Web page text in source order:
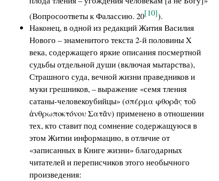
(Вопросоответы к Фалассию. 20[10]).
Наконец, в одной из редакций Жития Василия
Нового – знаменитого текста 2-й половины X
века, содержащего яркие описания посмертной
судьбы отдельной души (включая мытарства),
Страшного суда, вечной жизни праведников и
муки грешников, – выражение «семя тления
сатаны-человекоубийцы» (σπέρμα φθορᾶς τοῦ
ἀνθρωποκτόνου Σατᾶν) применено в отношении
тех, кто ставит под сомнение содержащуюся в
этом Житии информацию, в отличие от
«записанных в Книге жизни» благодарных
читателей и переписчиков этого необычного
произведения: